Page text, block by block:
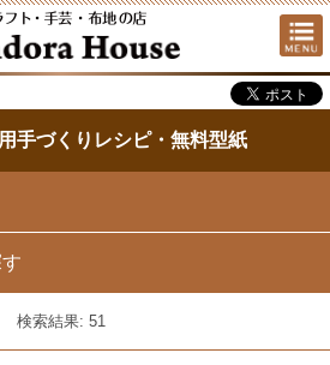
手づくりレシピ・無料型紙
検索結果: 51